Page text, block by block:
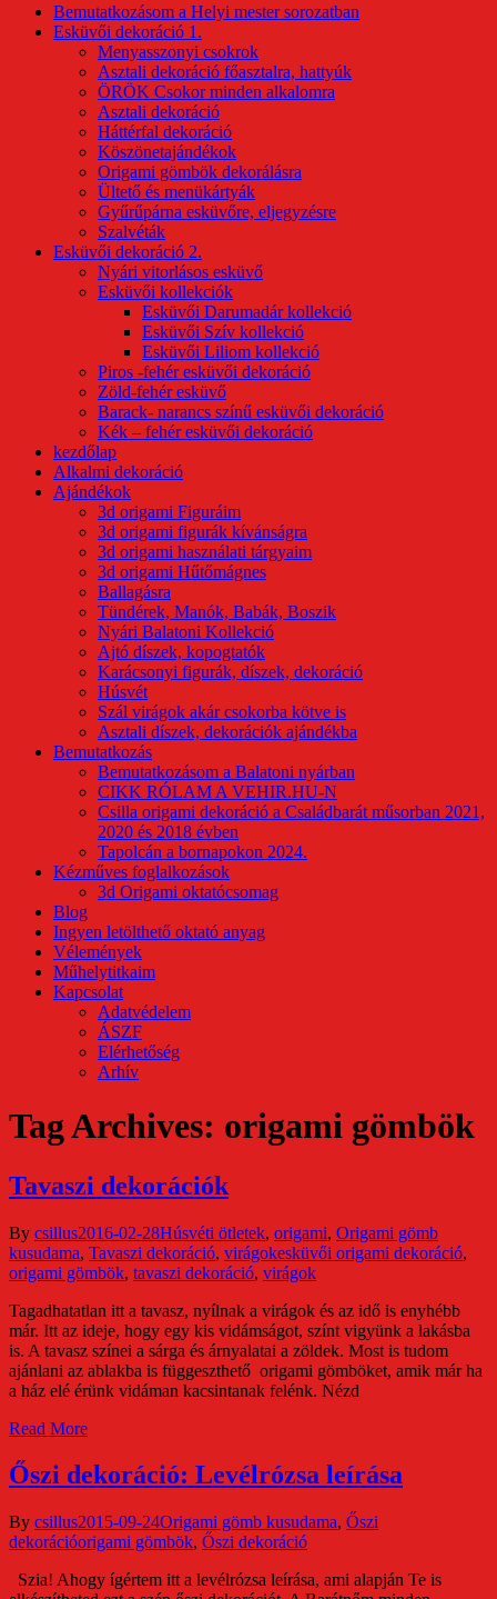
Bemutatkozásom a Helyi mester sorozatban
Esküvői dekoráció 1.
Menyasszonyi csokrok
Asztali dekoráció főasztalra, hattyúk
ÖRÖK Csokor minden alkalomra
Asztali dekoráció
Háttérfal dekoráció
Köszönetajándékok
Origami gömbök dekorálásra
Ültető és menükártyák
Gyűrűpárna esküvőre, eljegyzésre
Szalvéták
Esküvői dekoráció 2.
Nyári vitorlásos esküvő
Esküvői kollekciók
Esküvői Darumadár kollekció
Esküvői Szív kollekció
Esküvői Liliom kollekció
Piros -fehér esküvői dekoráció
Zöld-fehér esküvő
Barack- narancs színű esküvői dekoráció
Kék – fehér esküvői dekoráció
kezdőlap
Alkalmi dekoráció
Ajándékok
3d origami Figuráim
3d origami figurák kívánságra
3d origami használati tárgyaim
3d origami Hűtőmágnes
Ballagásra
Tündérek, Manók, Babák, Boszik
Nyári Balatoni Kollekció
Ajtó díszek, kopogtatók
Karácsonyi figurák, díszek, dekoráció
Húsvét
Szál virágok akár csokorba kötve is
Asztali díszek, dekorációk ajándékba
Bemutatkozás
Bemutatkozásom a Balatoni nyárban
CIKK RÓLAM A VEHIR.HU-N
Csilla origami dekoráció a Családbarát műsorban 2021,
2020 és 2018 évben
Tapolcán a bornapokon 2024.
Kézműves foglalkozások
3d Origami oktatócsomag
Blog
Ingyen letölthető oktató anyag
Vélemények
Műhelytitkaim
Kapcsolat
Adatvédelem
ÁSZF
Elérhetőség
Arhív
Tag Archives: origami gömbök
Tavaszi dekorációk
By csillus2016-02-28Húsvéti ötletek, origami, Origami gömb
kusudama, Tavaszi dekoráció, virágokesküvői origami dekoráció,
origami gömbök, tavaszi dekoráció, virágok
Tagadhatatlan itt a tavasz, nyílnak a virágok és az idő is enyhébb
már. Itt az ideje, hogy egy kis vidámságot, színt vigyünk a lakásba
is. A tavasz színei a sárga és árnyalatai a zöldek. Most is tudom
ajánlani az ablakba is függeszthető origami gömböket, amik már ha
a ház elé érünk vidáman kacsintanak felénk. Nézd
Read More
Őszi dekoráció: Levélrózsa leírása
By csillus2015-09-24Origami gömb kusudama, Őszi
dekorációorigami gömbök, Őszi dekoráció
Szia! Ahogy ígértem itt a levélrózsa leírása, ami alapján Te is